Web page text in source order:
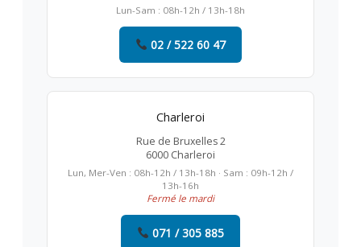
Lun-Sam : 08h-12h / 13h-18h
02 / 522 60 47
Charleroi
Rue de Bruxelles 2
6000 Charleroi
Lun, Mer-Ven : 08h-12h / 13h-18h · Sam : 09h-12h /
13h-16h
Fermé le mardi
071 / 305 885